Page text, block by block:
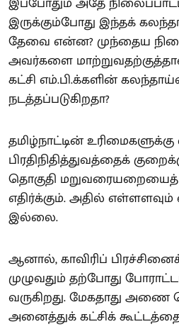
இருக்கும்போது இந்தக்
தேவை என்ன? முந்தைய
அவர்களை
கட்சி எம்.பி.க்களின்
நடத்தப்படுகிறதா?
தமிழ்நாட்டின் உரிமைகளுக்கு
பிரதிநிதித்துவத்தைக்
தொகுதி மறுவரையறையைத்
எதிர்க்கும். அதில்
இல்லை.
ஆனால், காவிரிப்
முழுவதும் தற்போது
வருகிறது. மேகதாது
அனைத்துக் கட்சிக்